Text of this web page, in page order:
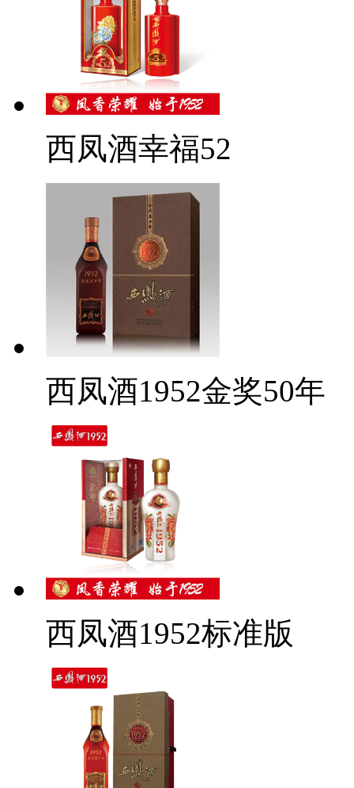
西凤酒幸福52
西凤酒1952金奖50年
西凤酒1952标准版